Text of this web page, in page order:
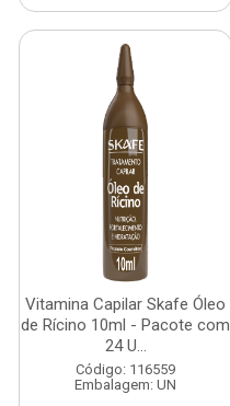
Vitamina Capilar Skafe Óleo
de Rícino 10ml - Pacote com
24 U...
Código: 116559
Embalagem: UN